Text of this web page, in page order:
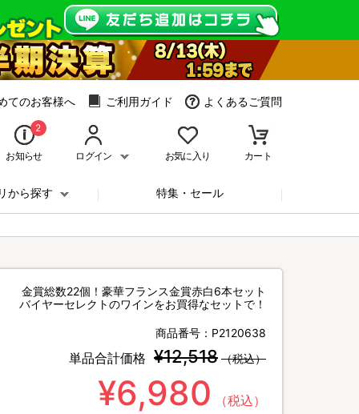
てのお客様へ ご利用ガイド よくあるご質問
2
お知らせ ログイン お気に入り カート
から探す 特集・セール
金賞総数22個！豪華フランス金賞赤白6本セット
バイヤーセレクトのワインをお買得なセットで！
商品番号： P2120638
単品合計価格 ¥12,518 （税込）
¥6,980 （税込）